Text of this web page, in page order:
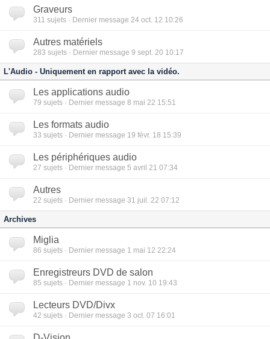
Graveurs
311 sujets · Dernier message 24 oct. 12 10:26
Autres matériels
283 sujets · Dernier message 9 sept. 20 10:17
L'Audio - Uniquement en rapport avec la vidéo.
Les applications audio
79 sujets · Dernier message 8 mai 22 15:51
Les formats audio
33 sujets · Dernier message 19 févr. 18 15:39
Les périphériques audio
27 sujets · Dernier message 5 avril 21 07:34
Autres
22 sujets · Dernier message 31 juil. 22 07:12
Archives
Miglia
86 sujets · Dernier message 1 mai 12 22:24
Enregistreurs DVD de salon
85 sujets · Dernier message 1 nov. 10 19:43
Lecteurs DVD/Divx
42 sujets · Dernier message 3 oct. 07 16:01